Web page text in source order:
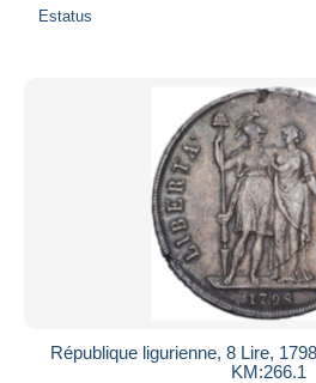
Aplicar
Estatus
République ligurienne, 8 Lire,
KM:266.1